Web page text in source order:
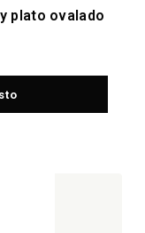
plato ovalado